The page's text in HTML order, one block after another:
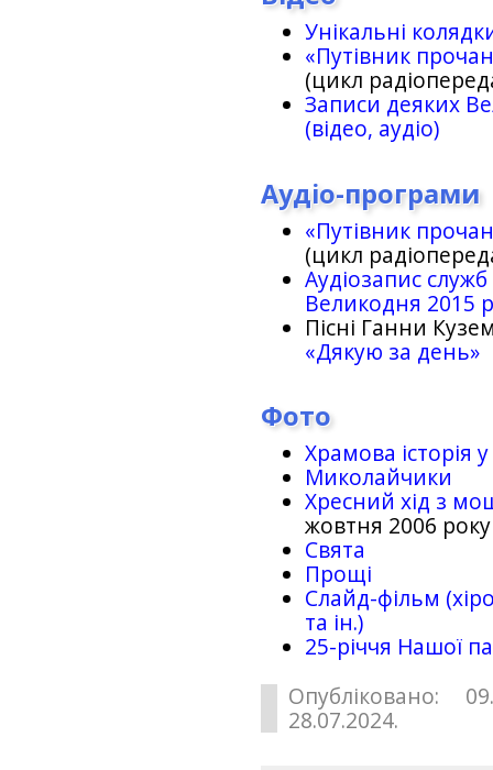
Унікальні
«Путівник
(цикл
Записи деяких
(відео, аудіо)
Аудіо-програми
«Путівник
(цикл
Аудіозапис
Великодня 2015
Пісні Ганни
«Дякую за день»
Фото
Храмова історія
Миколайчики
Хресний хід з
жовтня 2006 року
Свята
Прощі
Слайд-фільм
та ін.)
25-рiччя Нашої
Опубліковано:
28.07.2024.